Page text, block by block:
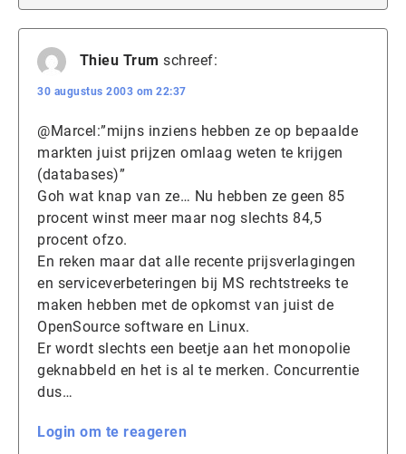
Thieu Trum schreef:
30 augustus 2003 om 22:37
@Marcel:”mijns inziens hebben ze op bepaalde
markten juist prijzen omlaag weten te krijgen
(databases)”
Goh wat knap van ze… Nu hebben ze geen 85
procent winst meer maar nog slechts 84,5
procent ofzo.
En reken maar dat alle recente prijsverlagingen
en serviceverbeteringen bij MS rechtstreeks te
maken hebben met de opkomst van juist de
OpenSource software en Linux.
Er wordt slechts een beetje aan het monopolie
geknabbeld en het is al te merken. Concurrentie
dus…
Login om te reageren